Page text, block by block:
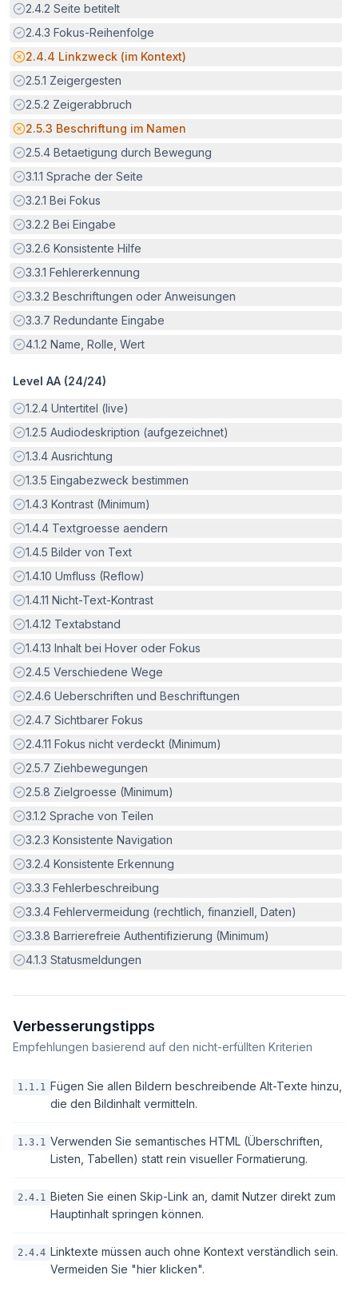
Erfüllt:
2.4.2 Seite betitelt
Erfüllt:
2.4.3 Fokus-Reihenfolge
Potenzielle Barriere:
2.4.4 Linkzweck (im Kontext)
Erfüllt:
2.5.1 Zeigergesten
Erfüllt:
2.5.2 Zeigerabbruch
Potenzielle Barriere:
2.5.3 Beschriftung im Namen
Erfüllt:
2.5.4 Betaetigung durch Bewegung
Erfüllt:
3.1.1 Sprache der Seite
Erfüllt:
3.2.1 Bei Fokus
Erfüllt:
3.2.2 Bei Eingabe
Erfüllt:
3.2.6 Konsistente Hilfe
Erfüllt:
3.3.1 Fehlererkennung
Erfüllt:
3.3.2 Beschriftungen oder Anweisungen
Erfüllt:
3.3.7 Redundante Eingabe
Erfüllt:
4.1.2 Name, Rolle, Wert
Level AA (24/24)
Erfüllt:
1.2.4 Untertitel (live)
Erfüllt:
1.2.5 Audiodeskription (aufgezeichnet)
Erfüllt:
1.3.4 Ausrichtung
Erfüllt:
1.3.5 Eingabezweck bestimmen
Erfüllt:
1.4.3 Kontrast (Minimum)
Erfüllt:
1.4.4 Textgroesse aendern
Erfüllt:
1.4.5 Bilder von Text
Erfüllt:
1.4.10 Umfluss (Reflow)
Erfüllt:
1.4.11 Nicht-Text-Kontrast
Erfüllt:
1.4.12 Textabstand
Erfüllt:
1.4.13 Inhalt bei Hover oder Fokus
Erfüllt:
2.4.5 Verschiedene Wege
Erfüllt:
2.4.6 Ueberschriften und Beschriftungen
Erfüllt:
2.4.7 Sichtbarer Fokus
Erfüllt:
2.4.11 Fokus nicht verdeckt (Minimum)
Erfüllt:
2.5.7 Ziehbewegungen
Erfüllt:
2.5.8 Zielgroesse (Minimum)
Erfüllt:
3.1.2 Sprache von Teilen
Erfüllt:
3.2.3 Konsistente Navigation
Erfüllt:
3.2.4 Konsistente Erkennung
Erfüllt:
3.3.3 Fehlerbeschreibung
Erfüllt:
3.3.4 Fehlervermeidung (rechtlich, finanziell, Daten)
Erfüllt:
3.3.8 Barrierefreie Authentifizierung (Minimum)
Erfüllt:
4.1.3 Statusmeldungen
Verbesserungstipps
Empfehlungen basierend auf den nicht-erfüllten Kriterien
1.1.1 Fügen Sie allen Bildern beschreibende Alt-Texte hinzu,
die den Bildinhalt vermitteln.
1.3.1 Verwenden Sie semantisches HTML (Überschriften,
Listen, Tabellen) statt rein visueller Formatierung.
2.4.1 Bieten Sie einen Skip-Link an, damit Nutzer direkt zum
Hauptinhalt springen können.
2.4.4 Linktexte müssen auch ohne Kontext verständlich sein.
Vermeiden Sie "hier klicken".